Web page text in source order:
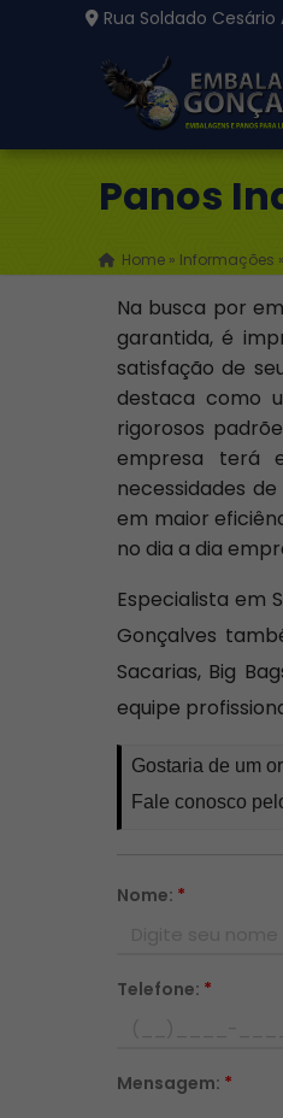
Rua Soldado
Panos
Home » Informações »
Na busca por
garantida, é
satisfação de
destaca como
rigorosos
empresa terá
necessidades
em maior
no dia a dia
Especialista em
Gonçalves
Sacarias, Big
equipe
Gostaria de um
Fale conosco
Nome: *
Telefone: *
Mensagem: *